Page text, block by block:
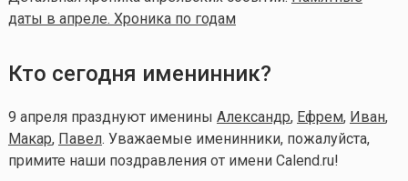
даты в апреле. Хроника по годам
Кто сегодня именинник?
9 апреля празднуют именины Александр, Ефрем, Иван,
Макар, Павел. Уважаемые именинники, пожалуйста,
примите наши поздравления от имени Calend.ru!